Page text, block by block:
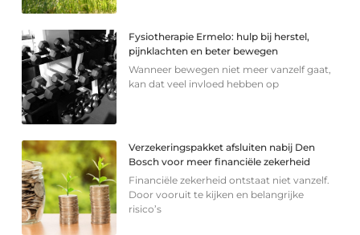
Fysiotherapie Ermelo: hulp bij herstel,
pijnklachten en beter bewegen
Wanneer bewegen niet meer vanzelf gaat,
kan dat veel invloed hebben op
Verzekeringspakket afsluiten nabij Den
Bosch voor meer financiële zekerheid
Financiële zekerheid ontstaat niet vanzelf.
Door vooruit te kijken en belangrijke
risico’s